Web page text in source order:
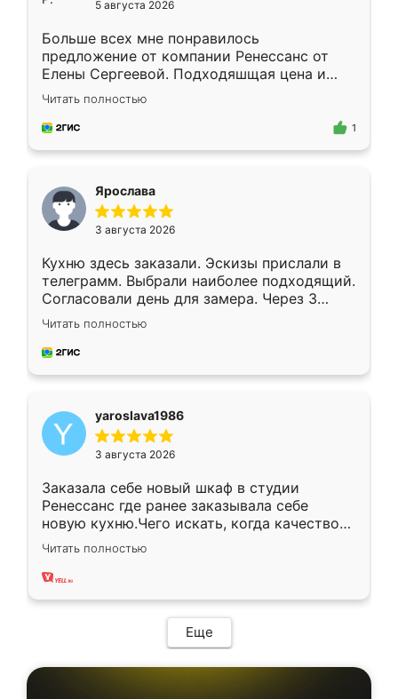
5 августа 2026
Больше всех мне понравилось
предложение от компании Ренессанс от
Елены Сергеевой. Подходяшщая цена и
короткие сроки изготовления. Приехавший
для замера сотрудник Владислав
предложил по моему эскизу самый
Читать полностью
1
Ярослава
3 августа 2026
Кухню здесь заказали. Эскизы прислали в
телеграмм. Выбрали наиболее подходящий.
Согласовали день для замера. Через 3
недели кухня была уже готова. Остались
довольны работой. Спасибо Ренессанс
мебель за качественную работу!
Читать полностью
yaroslava1986
3 августа 2026
Заказала себе новый шкаф в студии
Ренессанс где ранее заказывала себе
новую кухню.Чего искать, когда качеством
вполне довольна. Служит кухня уже почти
два года, нареканий нет.
Читать полностью
Еще